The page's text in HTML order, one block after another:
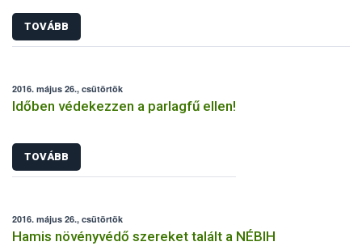
TOVÁBB
2016. május 26., csütörtök
Időben védekezzen a parlagfű ellen!
TOVÁBB
2016. május 26., csütörtök
Hamis növényvédő szereket talált a NÉBIH